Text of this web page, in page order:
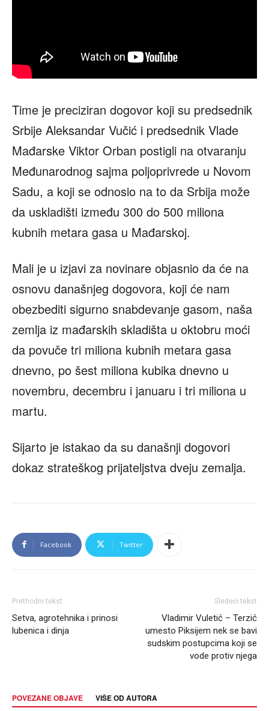
Time je preciziran dogovor koji su predsednik
Srbije Aleksandar Vučić i predsednik Vlade
Mađarske Viktor Orban postigli na otvaranju
Međunarodnog sajma poljoprivrede u Novom
Sadu, a koji se odnosio na to da Srbija može
da uskladišti između 300 do 500 miliona
kubnih metara gasa u Mađarskoj.
Mali je u izjavi za novinare objasnio da će na
osnovu današnjeg dogovora, koji će nam
obezbediti sigurno snabdevanje gasom, naša
zemlja iz mađarskih skladišta u oktobru moći
da povuče tri miliona kubnih metara gasa
dnevno, po šest miliona kubika dnevno u
novembru, decembru i januaru i tri miliona u
martu.
Sijarto je istakao da su današnji dogovori
dokaz strateškog prijateljstva dveju zemalja.
Facebook Twitter
Prethodni tekst
Setva, agrotehnika i prinosi
lubenica i dinja
Sledeći tekst
Vladimir Vuletić – Terzić
umesto Piksijem nek se bavi
sudskim postupcima koji se
vode protiv njega
POVEZANE OBJAVE VIŠE OD AUTORA